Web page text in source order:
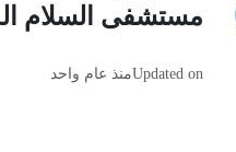
مستشفى السلام
Updated onمنذ عام واحد